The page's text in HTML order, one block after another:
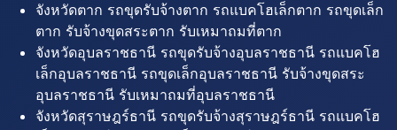
จังหวัดตาก รถขุดรับจ้างตาก รถแบคโฮเล็กตาก รถขุดเล็ก
ตาก รับจ้างขุดสระตาก รับเหมาถมที่ตาก
จังหวัดอุบลราชธานี รถขุดรับจ้างอุบลราชธานี รถแบคโฮ
เล็กอุบลราชธานี รถขุดเล็กอุบลราชธานี รับจ้างขุดสระ
อุบลราชธานี รับเหมาถมที่อุบลราชธานี
จังหวัดสุราษฎร์ธานี รถขุดรับจ้างสุราษฎร์ธานี รถแบคโฮ